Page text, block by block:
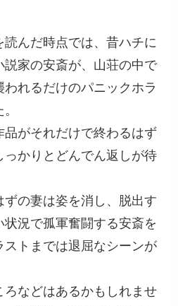
んだ時点では、昔ハチに
説家の安斎が、山荘の中で
れるだけのパニックホラ
がそれだけで終わるはず
っかりとどんでん返しが待
の妻は姿を消し、脱出す
況で孤軍奮闘する安斎を
ストまでは退屈なシーンが
などはあるかもしれませ